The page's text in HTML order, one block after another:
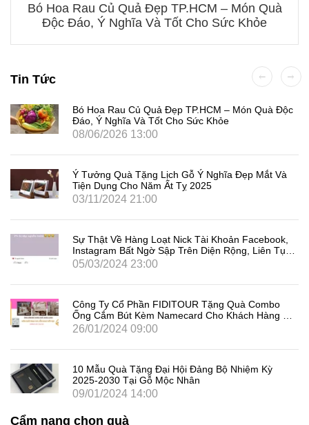
Bó Hoa Rau Củ Quả Đẹp TP.HCM – Món Quà
Độc Đáo, Ý Nghĩa Và Tốt Cho Sức Khỏe
Tin Tức
Bó Hoa Rau Củ Quả Đẹp TP.HCM – Món Quà Độc
Đáo, Ý Nghĩa Và Tốt Cho Sức Khỏe
08/06/2026 13:00
Ý Tưởng Quà Tặng Lịch Gỗ Ý Nghĩa Đẹp Mắt Và
Tiện Dụng Cho Năm Ất Tỵ 2025
03/11/2024 21:00
Sự Thật Về Hàng Loạt Nick Tài Khoản Facebook,
Instagram Bất Ngờ Sập Trên Diện Rộng, Liên Tục
Đăng Xuất Người Dùng Là Gì
05/03/2024 23:00
Công Ty Cổ Phần FIDITOUR Tặng Quà Combo
Ống Cắm Bút Kèm Namecard Cho Khách Hàng Dịp
8/3
26/01/2024 09:00
10 Mẫu Quà Tặng Đại Hội Đảng Bộ Nhiệm Kỳ
2025-2030 Tại Gỗ Mộc Nhân
09/01/2024 14:00
Cẩm nang chọn quà